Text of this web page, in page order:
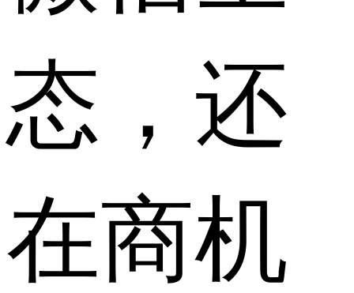
态，还
在商机